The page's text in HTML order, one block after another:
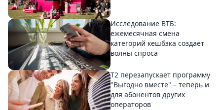
Исследование ВТБ:
ежемесячная смена
категорий кешбэка создает
волны спроса
Т2 перезапускает программу
"Выгодно вместе" – теперь и
для абонентов других
операторов